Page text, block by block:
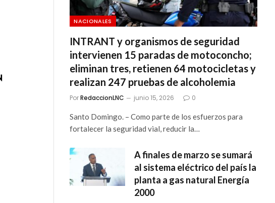
NACIONALES
INTRANT y organismos de seguridad
intervienen 15 paradas de motoconcho;
eliminan tres, retienen 64 motocicletas y
realizan 247 pruebas de alcoholemia
PorRedaccionLNC junio 15, 2026 0
Santo Domingo. – Como parte de los esfuerzos para
fortalecer la seguridad vial, reducir la…
A finales de marzo se sumará
al sistema eléctrico del país la
planta a gas natural Energía
2000